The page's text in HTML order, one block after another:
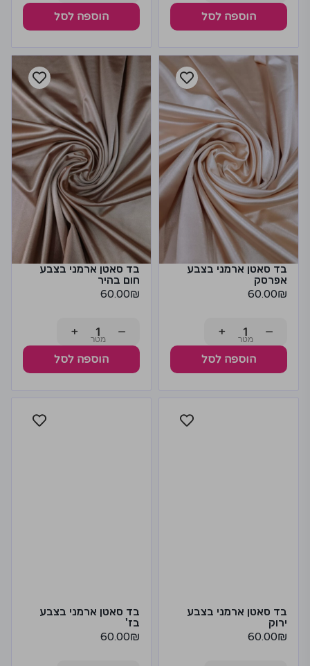
הוספה לסל הוספה לסל
בד סאטן ארמני בצבע
אפרסק
60.00₪
−
+
הוספה לסל
בד סאטן ארמני בצבע
חום בהיר
60.00₪
−
+
הוספה לסל
בד סאטן ארמני בצבע
ירוק
60.00₪
בד סאטן ארמני בצבע
בז'
60.00₪